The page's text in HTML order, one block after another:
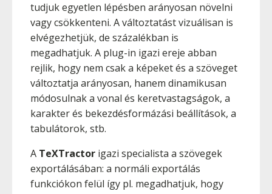
tudjuk egyetlen lépésben arányosan növelni
vagy csökkenteni. A változtatást vizuálisan is
elvégezhetjük, de százalékban is
megadhatjuk. A plug-in igazi ereje abban
rejlik, hogy nem csak a képeket és a szöveget
változtatja arányosan, hanem dinamikusan
módosulnak a vonal és keretvastagságok, a
karakter és bekezdésformázási beállítások, a
tabulátorok, stb.
A TeXTractor igazi specialista a szövegek
exportálásában: a normáli exportálás
funkciókon felül így pl. megadhatjuk, hogy